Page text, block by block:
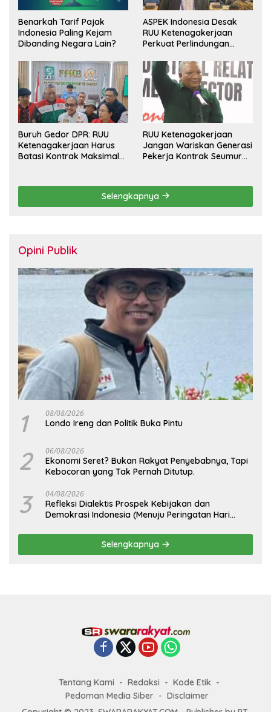
Benarkah Tarif Pajak
Indonesia Paling Kejam
Dibanding Negara Lain?
ASPEK Indonesia Desak
RUU Ketenagakerjaan
Perkuat Perlindungan
Pesangon
Buruh Gedor DPR: RUU
Ketenagakerjaan Harus
Batasi Kontrak Maksimal
RUU Ketenagakerjaan
Jangan Wariskan Generasi
Pekerja Kontrak Seumur
Selengkapnya
Opini Publik
1 08/08/2026
Londo Ireng dan Politik Buka Pintu
2 06/08/2026
Ekonomi Seret? Bukan Rakyat Penyebabnya, Tapi
Kebocoran yang Tak Pernah Ditutup.
3 04/08/2026
Refleksi Dialektis Prospek Kebijakan dan
Demokrasi Indonesia (Menuju Peringatan Hari
Selengkapnya
Tentang Kami Redaksi
Kode Etik
Pedoman Media Siber
Disclaimer